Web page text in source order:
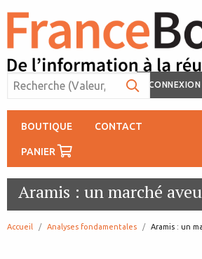
CONNEXION
BOUTIQUE CONTACT
PANIER
Aramis : un marché
Accueil Analyses fondamentales page:
Aramis : un